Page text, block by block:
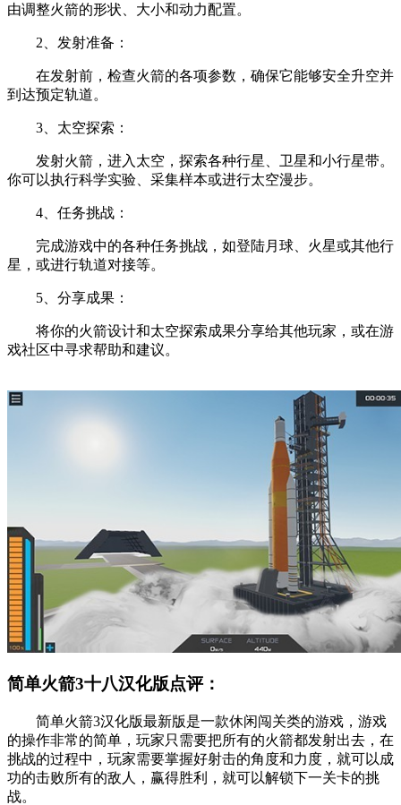
由调整火箭的形状、大小和动力配置。
2、发射准备：
在发射前，检查火箭的各项参数，确保它能够安全升空并
到达预定轨道。
3、太空探索：
发射火箭，进入太空，探索各种行星、卫星和小行星带。
你可以执行科学实验、采集样本或进行太空漫步。
4、任务挑战：
完成游戏中的各种任务挑战，如登陆月球、火星或其他行
星，或进行轨道对接等。
5、分享成果：
将你的火箭设计和太空探索成果分享给其他玩家，或在游
戏社区中寻求帮助和建议。
简单火箭3十八汉化版点评：
简单火箭3汉化版最新版是一款休闲闯关类的游戏，游戏
的操作非常的简单，玩家只需要把所有的火箭都发射出去，在
挑战的过程中，玩家需要掌握好射击的角度和力度，就可以成
功的击败所有的敌人，赢得胜利，就可以解锁下一关卡的挑
战。